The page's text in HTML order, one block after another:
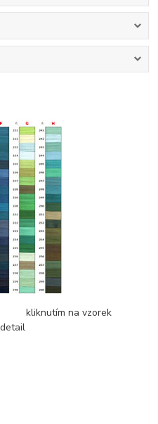
na vzorek